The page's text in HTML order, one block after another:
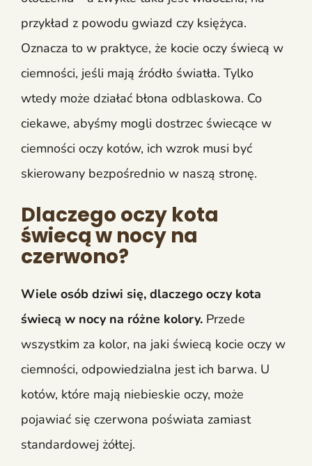
przykład z powodu gwiazd czy księżyca.
Oznacza to w praktyce, że kocie oczy świecą w
ciemności, jeśli mają źródło światła. Tylko
wtedy może działać błona odblaskowa. Co
ciekawe, abyśmy mogli dostrzec świecące w
ciemności oczy kotów, ich wzrok musi być
skierowany bezpośrednio w naszą stronę.
Dlaczego oczy kota
świecą w nocy na
czerwono?
Wiele osób dziwi się, dlaczego oczy kota
świecą w nocy na różne kolory. Przede
wszystkim za kolor, na jaki świecą kocie oczy w
ciemności, odpowiedzialna jest ich barwa. U
kotów, które mają niebieskie oczy, może
pojawiać się czerwona poświata zamiast
standardowej żółtej.